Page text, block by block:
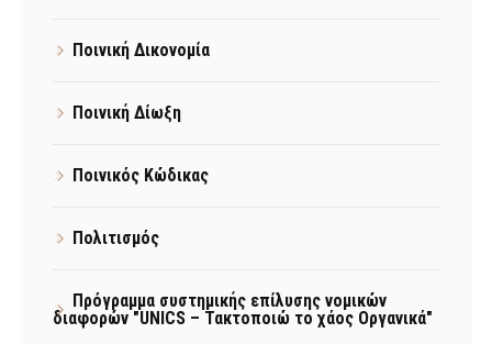
Ποινική Δικονομία
Ποινική Δίωξη
Ποινικός Κώδικας
Πολιτισμός
Πρόγραμμα συστημικής επίλυσης νομικών
διαφορών "UNICS – Τακτοποιώ το χάος Οργανικά"